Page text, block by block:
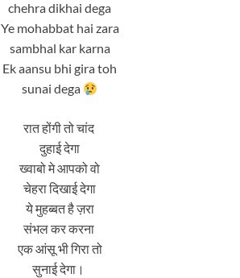
chehra dikhai dega
Ye mohabbat hai zara
sambhal kar karna
Ek aansu bhi gira toh
sunai dega
रात होंगी तो चांद
दुहाई देगा
ख्वाबो मे आपको वो
चेहरा दिखाई देगा
ये मुहब्बत है ज़रा
संभल कर करना
एक आंसू भी गिरा तो
सुनाई देगा।